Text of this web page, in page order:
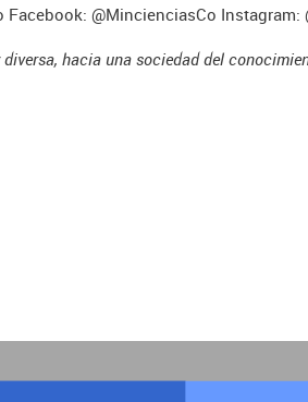
Facebook: @MincienciasCo Instagram:
hacia una sociedad del